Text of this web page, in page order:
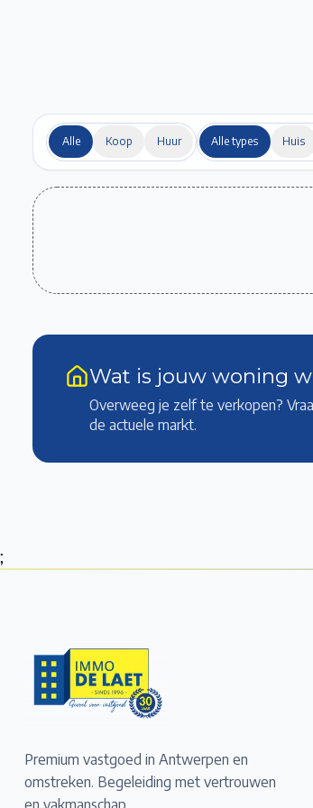
Alle Koop Huur Alle types Huis
Wat is jouw woning
Overweeg je zelf te verkopen?
de actuele markt
;
Premium vastgoed in Antwerpen en
omstreken. Begeleiding met vertrouwen
en vakmanschap.